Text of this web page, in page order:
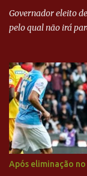
Governador eleito
pelo qual não irá
Após eliminação